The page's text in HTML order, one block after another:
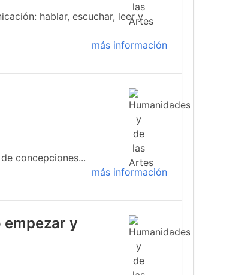
hablar, escuchar, leer y
más información
concepciones...
más información
y